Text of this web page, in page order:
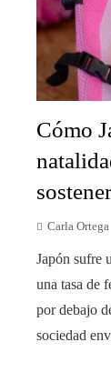
Cómo
Carla Ortega
Japón sufre
una tasa de
por debajo
sociedad